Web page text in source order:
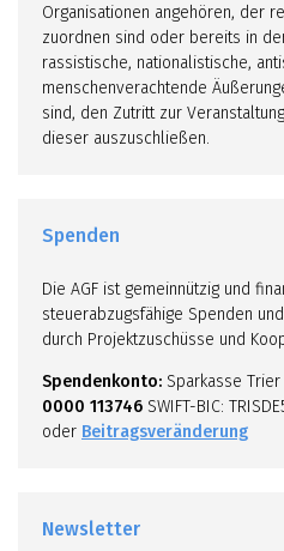
Organisationen angehören, der
zuordnen sind oder bereits in
rassistische, nationalistische,
menschenverachtende
sind, den Zutritt zur
dieser auszuschließen.
Spenden
Die AGF ist gemeinnützig und
steuerabzugsfähige Spenden
durch Projektzuschüsse und
Spendenkonto: Sparkasse Trier
0000 113746 SWIFT-BIC:
oder Beitragsveränderung
Newsletter